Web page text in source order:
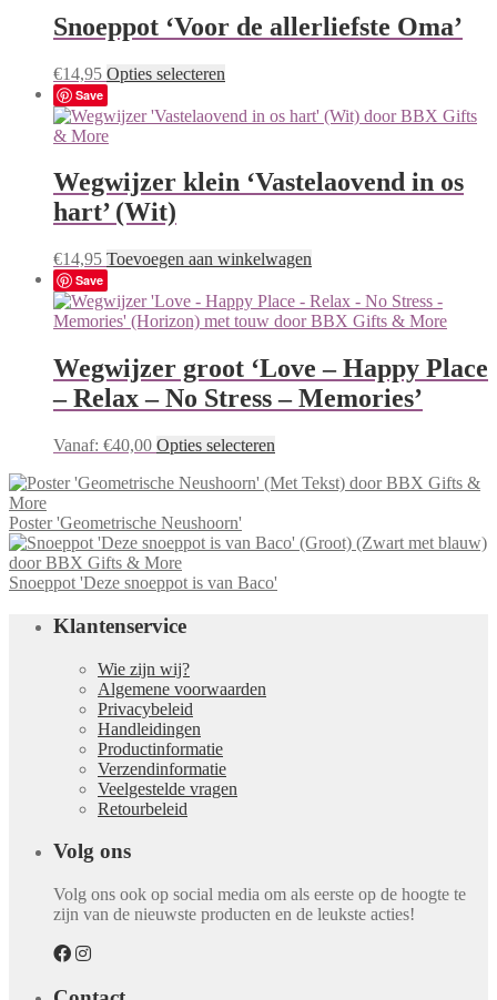
Snoeppot ‘Voor de allerliefste Oma’
€14,95 Opties selecteren
heeft
Deze
optie
worden
op
productpagina
Save
Wegwijzer klein ‘Vastelaovend in os
hart’ (Wit)
€14,95 Toevoegen aan winkelwagen
Save
Wegwijzer groot ‘Love – Happy Place
– Relax – No Stress – Memories’
Vanaf: €40,00 Opties selecteren
heeft
Deze
kan
Poster 'Geometrische Neushoorn'
Snoeppot 'Deze snoeppot is van Baco'
Klantenservice
Wie zijn wij?
Algemene voorwaarden
Privacybeleid
Handleidingen
Productinformatie
Verzendinformatie
Veelgestelde vragen
Retourbeleid
Volg ons
Volg ons ook op social media om als eerste op de hoogte te
zijn van de nieuwste producten en de leukste acties!